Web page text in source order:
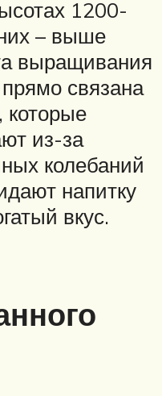
1200-
– выше
выращивания
связана
которые
из-за
колебаний
напитку
вкус.